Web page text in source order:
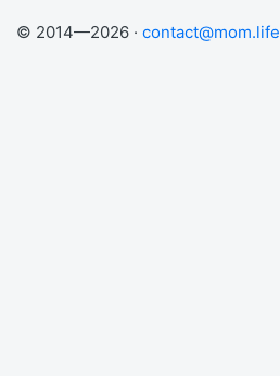
© 2014—2026 · contact@mom.life